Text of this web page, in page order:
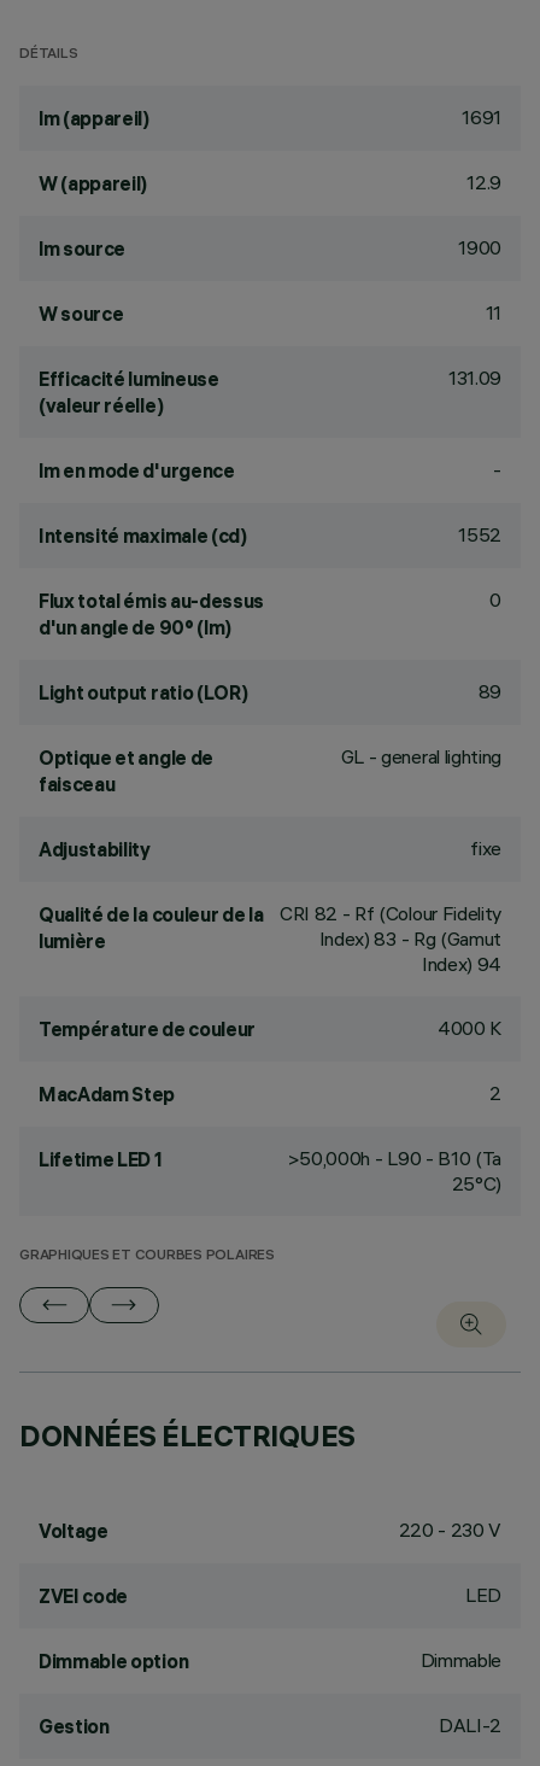
DÉTAILS
lm (appareil) 1691
W (appareil) 12.9
lm source 1900
W source 11
Efficacité lumineuse
(valeur réelle)
131.09
lm en mode d'urgence -
Intensité maximale (cd) 1552
Flux total émis au-dessus
d'un angle de 90° (lm)
0
Light output ratio (LOR) 89
Optique et angle de
faisceau
GL - general lighting
Adjustability fixe
Qualité de la couleur de la
lumière
CRI 82 - Rf (Colour Fidelity
Index) 83 - Rg (Gamut
Index) 94
Température de couleur 4000 K
MacAdam Step 2
Lifetime LED 1
>50,000h - L90 - B10 (Ta
25°C)
GRAPHIQUES ET COURBES POLAIRES
DONNÉES ÉLECTRIQUES
Voltage 220 - 230 V
ZVEI code LED
Dimmable option Dimmable
Gestion DALI-2